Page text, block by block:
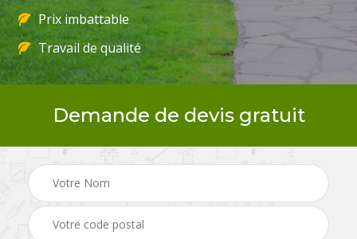
Prix imbattable
Travail de qualité
Demande de devis gratuit